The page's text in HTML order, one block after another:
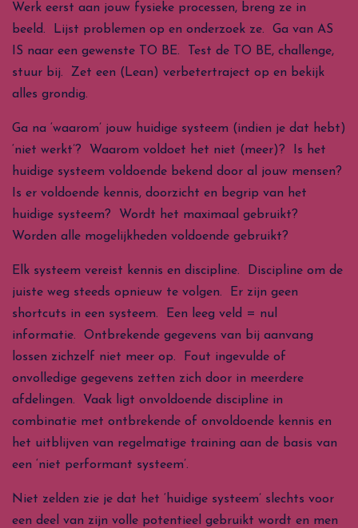
Werk eerst aan jouw fysieke processen, breng ze in
beeld. Lijst problemen op en onderzoek ze. Ga van AS
IS naar een gewenste TO BE. Test de TO BE, challenge,
stuur bij. Zet een (Lean) verbetertraject op en bekijk
alles grondig.
Ga na ‘waarom’ jouw huidige systeem (indien je dat hebt)
‘niet werkt’? Waarom voldoet het niet (meer)? Is het
huidige systeem voldoende bekend door al jouw mensen?
Is er voldoende kennis, doorzicht en begrip van het
huidige systeem? Wordt het maximaal gebruikt?
Worden alle mogelijkheden voldoende gebruikt?
Elk systeem vereist kennis en discipline. Discipline om de
juiste weg steeds opnieuw te volgen. Er zijn geen
shortcuts in een systeem. Een leeg veld = nul
informatie. Ontbrekende gegevens van bij aanvang
lossen zichzelf niet meer op. Fout ingevulde of
onvolledige gegevens zetten zich door in meerdere
afdelingen. Vaak ligt onvoldoende discipline in
combinatie met ontbrekende of onvoldoende kennis en
het uitblijven van regelmatige training aan de basis van
een ‘niet performant systeem’.
Niet zelden zie je dat het ‘huidige systeem’ slechts voor
een deel van zijn volle potentieel gebruikt wordt en men